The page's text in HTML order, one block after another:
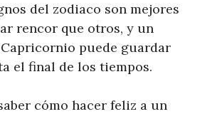
del zodiaco son mejores
rencor que otros, y un
puede guardar
el final de los tiempos.
cómo hacer feliz a un